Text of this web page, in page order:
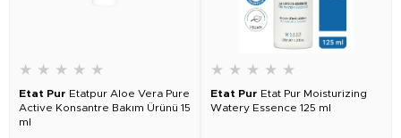
★ ★ ★ ★ ★
Etat Pur Etatpur Aloe Vera Pure
Active Konsantre Bakım Ürünü 15
ml
★ ★ ★ ★ ★
Etat Pur Etat Pur Moisturizing
Watery Essence 125 ml